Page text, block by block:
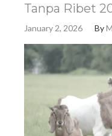
Tanpa Ribet
January 2, 2026 By